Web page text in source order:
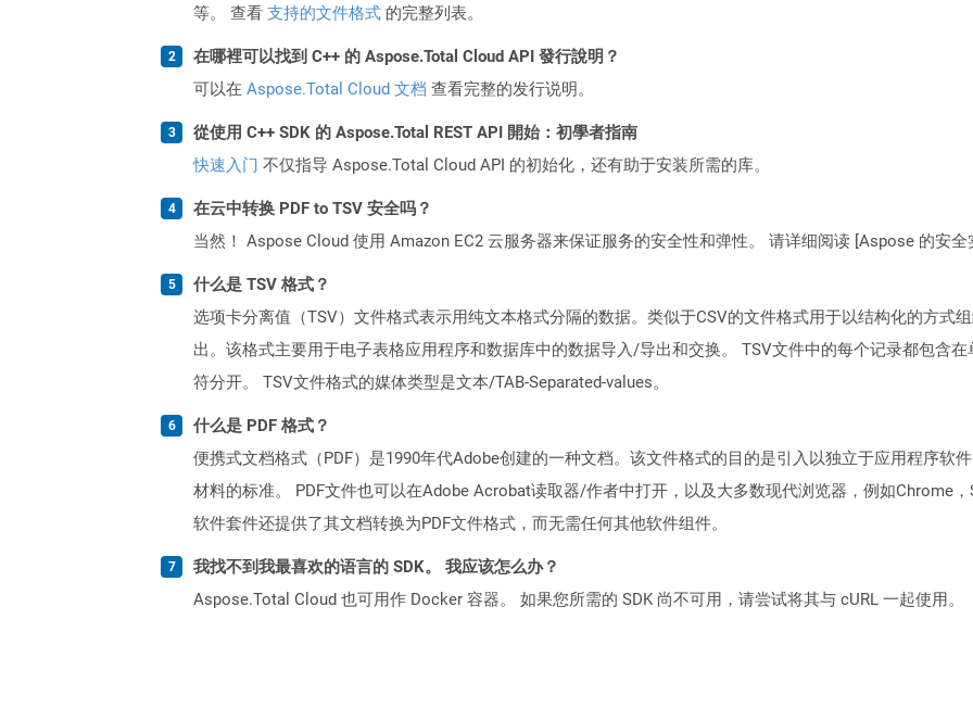
等。 查看 支持的文件格式 的完整列表。
在哪裡可以找到 C++ 的 Aspose.Total Cloud API 發行說明？
可以在 Aspose.Total Cloud 文档 查看完整的发行说明。
從使用 C++ SDK 的 Aspose.Total REST API 開始：初學者指南
快速入门 不仅指导 Aspose.Total Cloud API 的初始化，还有助于安装所需的库。
在云中转换 PDF to TSV 安全吗？
当然！ Aspose Cloud 使用 Amazon EC2 云服务器来保证服务的安全性和弹性。 请详细阅读 [Aspose 的安
什么是 TSV 格式？
选项卡分离值（TSV）文件格式表示用纯文本格式分隔的数据。类似于CSV的文件格式用于以结构化的方式
出。该格式主要用于电子表格应用程序和数据库中的数据导入/导出和交换。 TSV文件中的每个记录都包含
符分开。 TSV文件格式的媒体类型是文本/TAB-Separated-values。
什么是 PDF 格式？
便携式文档格式（PDF）是1990年代Adobe创建的一种文档。该文件格式的目的是引入以独立于应用程序软
材料的标准。 PDF文件也可以在Adobe Acrobat读取器/作者中打开，以及大多数现代浏览器，例如Chrome
软件套件还提供了其文档转换为PDF文件格式，而无需任何其他软件组件。
我找不到我最喜欢的语言的 SDK。 我应该怎么办？
Aspose.Total Cloud 也可用作 Docker 容器。 如果您所需的 SDK 尚不可用，请尝试将其与 cURL 一起使用。